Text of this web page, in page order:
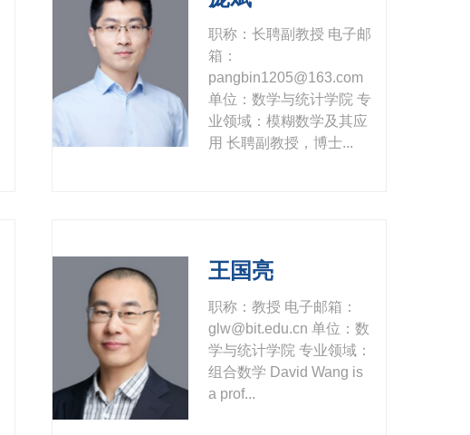
职称：长聘副教授 电子邮
箱：
pangbin1205@163.com
单位：数学与统计学院 专
业领域：模糊数学及其应
用 长聘副教授，博士...
王国亮
职称：教授 电子邮箱：
glw@bit.edu.cn 单位：数
学与统计学院 专业领域：
组合数学 David Wang is
a prof...